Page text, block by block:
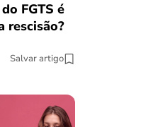
FGTS é
rescisão?
Salvar artigo